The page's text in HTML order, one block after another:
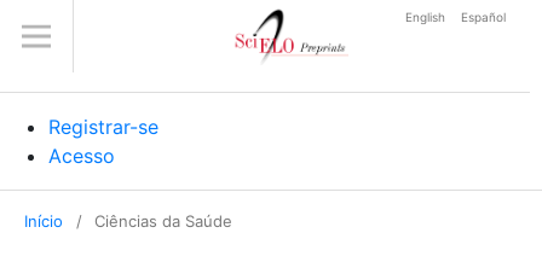
Registrar-se
Acesso
English Español
Início / Ciências da Saúde